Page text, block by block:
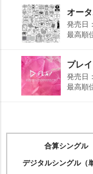
オー
発売日
最高順
プレイ
発売日
最高順
合算シングル
デジタルシングル（